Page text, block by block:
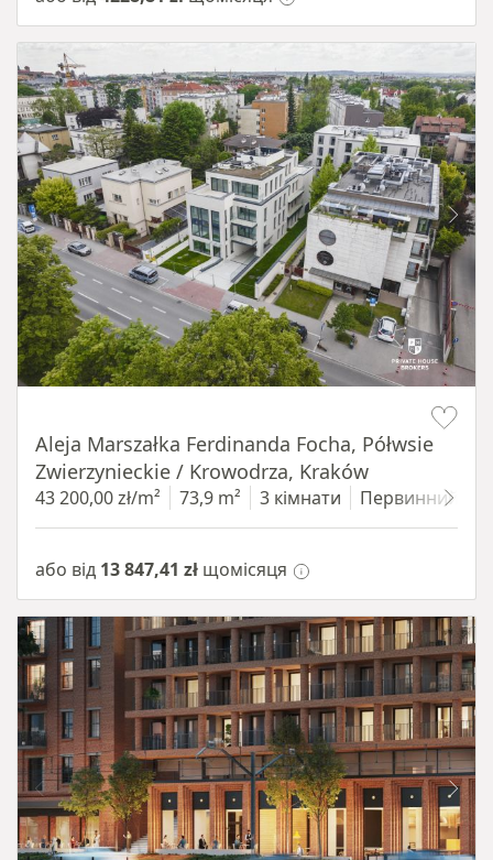
Aleja Marszałka Ferdinanda Focha, Półwsie
Zwierzynieckie / Krowodrza, Kraków
43 200,00 zł/m² 73,9 m² 3 кімнати Первинний
або від 13 847,41 zł щомісяця